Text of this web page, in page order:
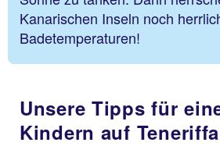
Kanarischen Inseln noch
Badetemperaturen!
Unsere Tipps für
Kindern auf